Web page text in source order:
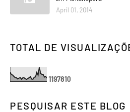
April 01, 2014
TOTAL DE
1197810
PESQUISAR ESTE BLOG